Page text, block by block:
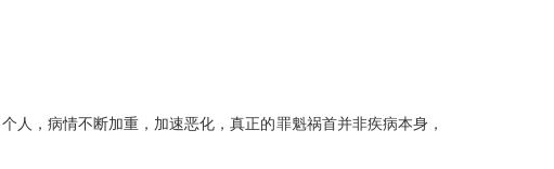
，病情不断加重，加速恶化，真正的罪魁祸首并非疾病本身，